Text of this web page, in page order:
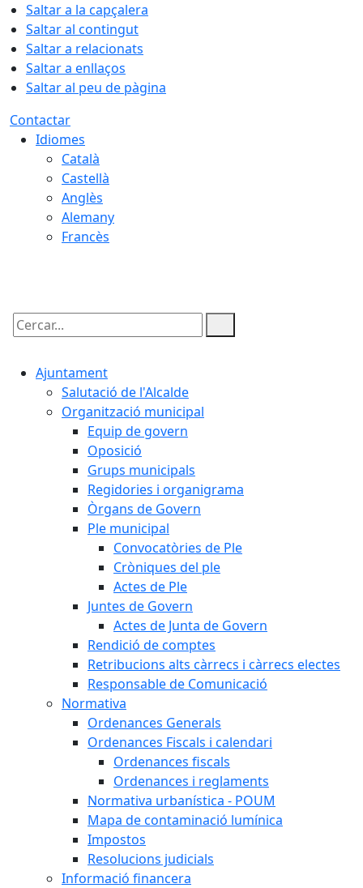
Saltar a la capçalera
Saltar al contingut
Saltar a relacionats
Saltar a enllaços
Saltar al peu de pàgina
Contactar
Idiomes
Català
Castellà
Anglès
Alemany
Francès
Cercar:
Ajuntament
Salutació de l'Alcalde
Organització municipal
Equip de govern
Oposició
Grups municipals
Regidories i organigrama
Òrgans de Govern
Ple municipal
Convocatòries de Ple
Cròniques del ple
Actes de Ple
Juntes de Govern
Actes de Junta de Govern
Rendició de comptes
Retribucions alts càrrecs i càrrecs electes
Responsable de Comunicació
Normativa
Ordenances Generals
Ordenances Fiscals i calendari
Ordenances fiscals
Ordenances i reglaments
Normativa urbanística - POUM
Mapa de contaminació lumínica
Impostos
Resolucions judicials
Informació financera